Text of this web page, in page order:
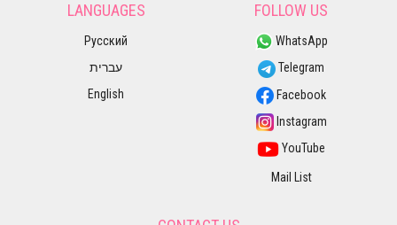
LANGUAGES
Русский
עברית
English
FOLLOW US
WhatsApp
Telegram
Facebook
Instagram
YouTube
Mail List